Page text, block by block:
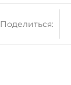
Поделиться: